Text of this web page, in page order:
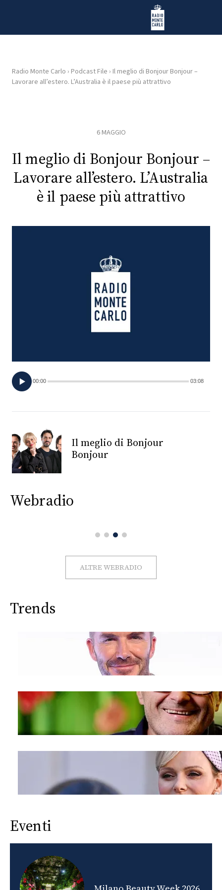
Radio Monte Carlo
HOME
RADIO
PLAYLIST
TV
PRINCIPATO
MONACO
RMC
CONSIGLIA
Radio Monte Carlo › Podcast File › Il meglio di Bonjour Bonjour –
Lavorare all’estero. L’Australia è il paese più attrattivo
6 MAGGIO
Il meglio di Bonjour Bonjour –
Lavorare all’estero. L’Australia
è il paese più attrattivo
00:00 03:08
Il meglio di Bonjour
Bonjour
Webradio
ALTRE WEBRADIO
Trends
Eventi